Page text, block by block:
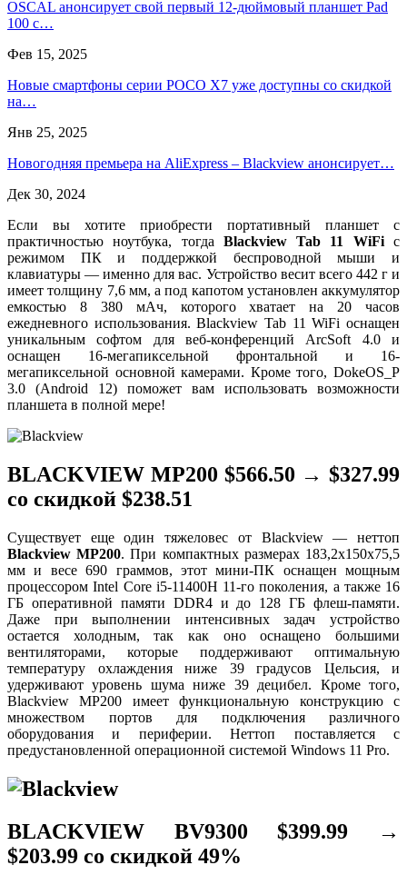
OSCAL анонсирует свой первый 12-дюймовый планшет Pad
100 с…
Фев 15, 2025
Новые смартфоны серии POCO X7 уже доступны со скидкой
на…
Янв 25, 2025
Новогодняя премьера на AliExpress – Blackview анонсирует…
Дек 30, 2024
Если вы хотите приобрести портативный планшет с
практичностью ноутбука, тогда Blackview Tab 11 WiFiс
режимом ПК и поддержкой беспроводной мыши и
клавиатуры — именно для вас. Устройство весит всего 442 г и
имеет толщину 7,6 мм, а под капотом установлен аккумулятор
емкостью 8 380 мАч, которого хватает на 20 часов
ежедневного использования. Blackview Tab 11 WiFi оснащен
уникальным софтом для веб-конференций ArcSoft 4.0 и
оснащен 16-мегапиксельной фронтальной и 16-
мегапиксельной основной камерами. Кроме того, DokeOS_P
3.0 (Android 12) поможет вам использовать возможности
планшета в полной мере!
BLACKVIEW MP200 $566.50 → $327.99
со скидкой $238.51
Существует еще один тяжеловес от Blackview — неттоп
Blackview MP200. При компактных размерах 183,2х150х75,5
мм и весе 690 граммов, этот мини-ПК оснащен мощным
процессором Intel Core i5-11400H 11-го поколения, а также 16
ГБ оперативной памяти DDR4 и до 128 ГБ флеш-памяти.
Даже при выполнении интенсивных задач устройство
остается холодным, так как оно оснащено большими
вентиляторами, которые поддерживают оптимальную
температуру охлаждения ниже 39 градусов Цельсия, и
удерживают уровень шума ниже 39 децибел. Кроме того,
Blackview MP200 имеет функциональную конструкцию с
множеством портов для подключения различного
оборудования и периферии. Неттоп поставляется с
предустановленной операционной системой Windows 11 Pro.
BLACKVIEW BV9300 $399.99 →
$203.99 со скидкой 49%